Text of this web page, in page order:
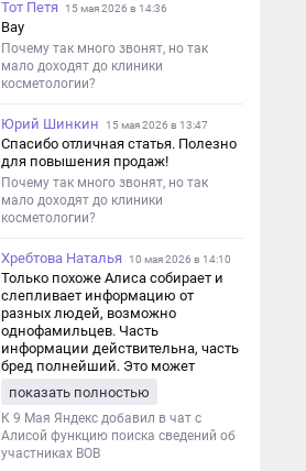
Тот Петя 15 мая 2026 в 14:36
Вау
Почему так много звонят, но так
мало доходят до клиники
косметологии?
Юрий Шинкин 15 мая 2026 в 13:47
Спасибо отличная статья. Полезно
для повышения продаж!
Почему так много звонят, но так
мало доходят до клиники
косметологии?
Хребтова Наталья 10 мая 2026 в 14:10
Только похоже Алиса собирает и
слепливает информацию от
разных людей, возможно
однофамильцев. Часть
информации действительна, часть
бред полнейший. Это может
дезинформации
показать полностью
К 9 Мая Яндекс добавил в чат с
Алисой функцию поиска сведений об
участниках ВОВ